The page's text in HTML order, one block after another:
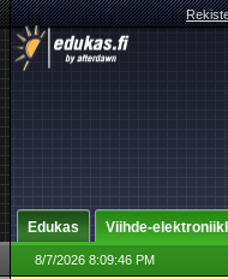
Edukas Viihde-
8/7/2026 8:09:46 PM